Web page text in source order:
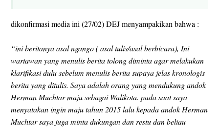
dikonfirmasi media ini (27/02) DEJ menyampakikan bahwa :
“ini beritanya asal ngango ( asal tulis/asal berbicara), Ini
wartawan yang menulis berita tolong diminta agar melakukan
klarifikasi dulu sebelum menulis berita supaya jelas kronologis
berita yang ditulis. Saya adalah orang yang mendukung andok
Herman Muchtar maju sebagai Walikota. pada saat saya
menyatakan ingin maju tahun 2015 lalu kepada andok Herman
Muchtar saya juga minta dukungan dan restu dan beliau